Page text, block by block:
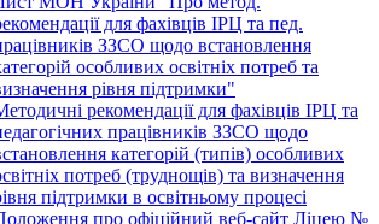
для фахівців ІРЦ та пед.
ЗЗСО щодо встановлення
особливих освітніх потреб та
рівня підтримки"
рекомендації для фахівців ІРЦ та
працівників ЗЗСО щодо
категорій (типів) особливих
потреб (труднощів) та визначення
підтримки в освітньому процесі
про офіційний веб-сайт Ліцею №